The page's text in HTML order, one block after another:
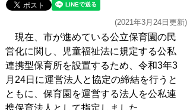
(2021年3月24日更新)
現在、市が進めている公立保育園の民
営化に関し、児童福祉法に規定する公私
連携型保育所を設置するため、令和3年3
月24日に運営法人と協定の締結を行うと
ともに、保育園を運営する法人を公私連
携保育法人として指定しました。